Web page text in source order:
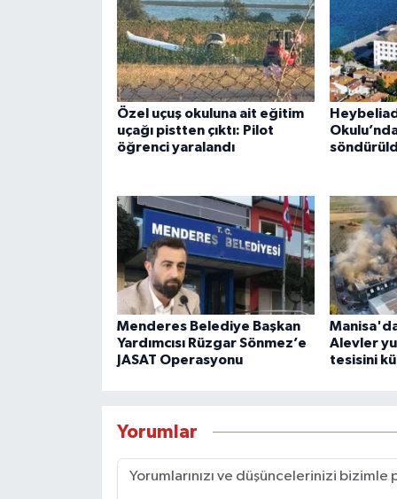
Özel uçuş okuluna ait eğitim
uçağı pistten çıktı: Pilot
öğrenci yaralandı
Menderes Belediye Başkan
Yardımcısı Rüzgar Sönmez’e
JASAT Operasyonu
Alevler
tesisini
Yorumlar